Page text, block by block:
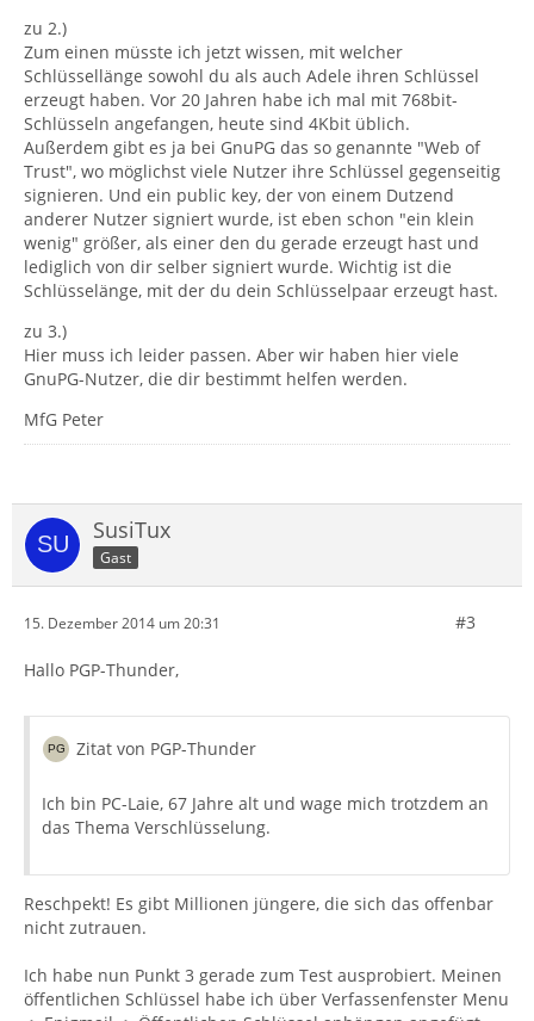
zu 2.)
Zum einen müsste ich jetzt wissen, mit welcher
Schlüssellänge sowohl du als auch Adele ihren Schlüssel
erzeugt haben. Vor 20 Jahren habe ich mal mit 768bit-
Schlüsseln angefangen, heute sind 4Kbit üblich.
Außerdem gibt es ja bei GnuPG das so genannte "Web of
Trust", wo möglichst viele Nutzer ihre Schlüssel gegenseitig
signieren. Und ein public key, der von einem Dutzend
anderer Nutzer signiert wurde, ist eben schon "ein klein
wenig" größer, als einer den du gerade erzeugt hast und
lediglich von dir selber signiert wurde. Wichtig ist die
Schlüsselänge, mit der du dein Schlüsselpaar erzeugt hast.
zu 3.)
Hier muss ich leider passen. Aber wir haben hier viele
GnuPG-Nutzer, die dir bestimmt helfen werden.
MfG Peter
SusiTux
Gast
15. Dezember 2014 um 20:31 #3
Hallo PGP-Thunder,
Zitat von PGP-Thunder
Ich bin PC-Laie, 67 Jahre alt und wage mich trotzdem an
das Thema Verschlüsselung.
Reschpekt! Es gibt Millionen jüngere, die sich das offenbar
nicht zutrauen.
Ich habe nun Punkt 3 gerade zum Test ausprobiert. Meinen
öffentlichen Schlüssel habe ich über Verfassenfenster Menu